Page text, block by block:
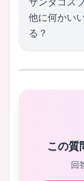
他に何かい
る？
この質
回